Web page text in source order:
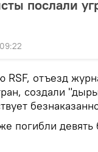
послали
RSF, отъезд
создали
погибли